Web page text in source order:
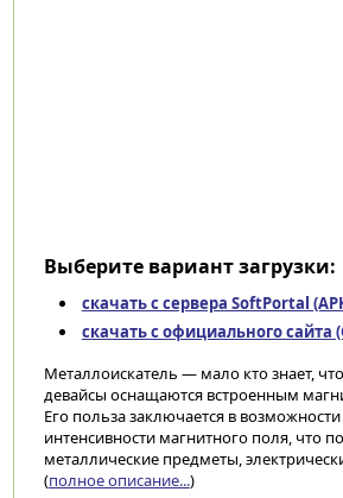
Выберите вариант загрузки:
скачать с сервера SoftPortal
скачать с официального сайта
Металлоискатель — мало кто знает,
девайсы оснащаются встроенным
Его польза заключается в
интенсивности магнитного поля, что
металлические предметы,
(полное описание...)